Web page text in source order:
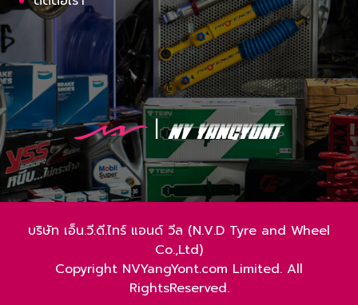
บริษัท เอ็น.วี.ดี.ไทร์ แอนด์ วีล (N.V.D Tyre and Wheel
Co.,Ltd)
Copyright NVYangYont.com Limited. All
RightsReserved.